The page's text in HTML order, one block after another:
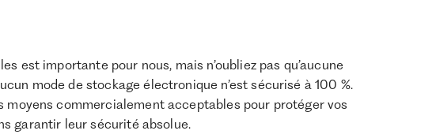
est importante pour nous, mais n’oubliez pas qu’aucune
mode de stockage électronique n’est sécurisé à 100 %.
moyens commercialement acceptables pour protéger vos
garantir leur sécurité absolue.